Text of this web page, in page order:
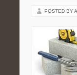
POSTED BY